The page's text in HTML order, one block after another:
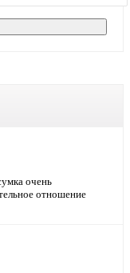
очень
отношение